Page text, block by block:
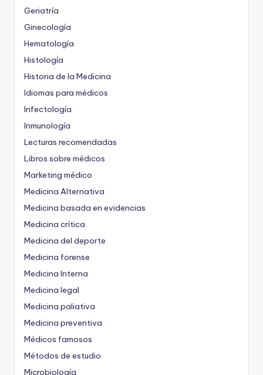
Geriatría
Ginecología
Hematología
Histología
Historia de la Medicina
Idiomas para médicos
Infectología
Inmunología
Lecturas recomendadas
Libros sobre médicos
Marketing médico
Medicina Alternativa
Medicina basada en evidencias
Medicina crítica
Medicina del deporte
Medicina forense
Medicina Interna
Medicina legal
Medicina paliativa
Medicina preventiva
Médicos famosos
Métodos de estudio
Microbiología